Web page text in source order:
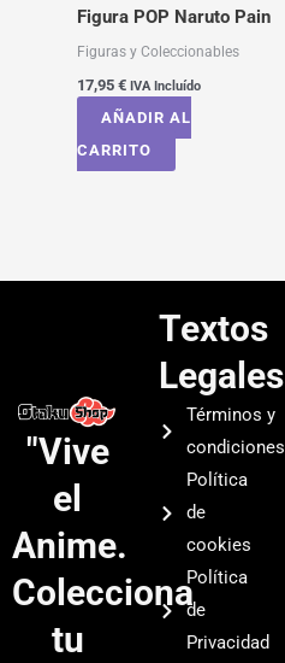
Figura POP Naruto Pain
Figuras y Coleccionables
17,95 € IVA Incluído
AÑADIR AL
CARRITO
"Vive
el
Anime.
Colecciona
tu
Textos
Legales
Términos y
condiciones
Política
de
cookies
Política
de
Privacidad